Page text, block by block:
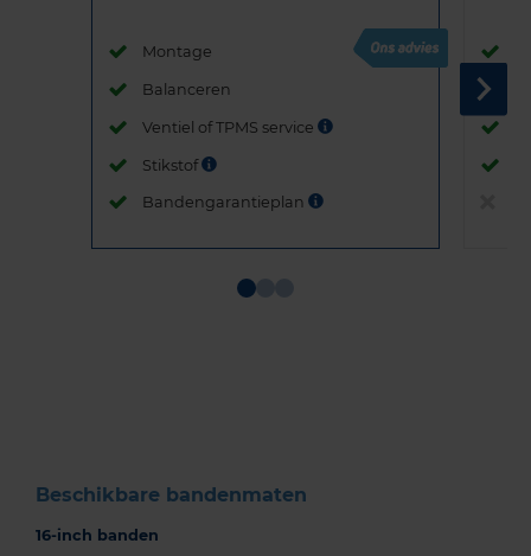
Montage
Balanceren
Ventiel of TPMS service
Stikstof
Bandengarantieplan
Beschikbare bandenmaten
16-inch banden